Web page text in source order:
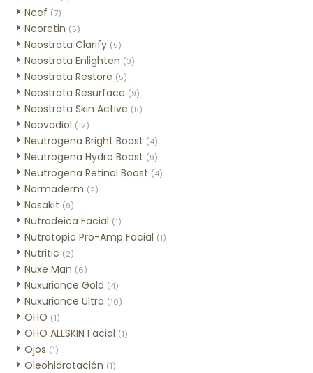
Ncef (7)
Neoretin (5)
Neostrata Clarify (5)
Neostrata Enlighten (3)
Neostrata Restore (5)
Neostrata Resurface (9)
Neostrata Skin Active (8)
Neovadiol (12)
Neutrogena Bright Boost (4)
Neutrogena Hydro Boost (9)
Neutrogena Retinol Boost (4)
Normaderm (2)
Nosakit (9)
Nutradeica Facial (1)
Nutratopic Pro-Amp Facial (1)
Nutritic (2)
Nuxe Man (6)
Nuxuriance Gold (4)
Nuxuriance Ultra (10)
OHO (1)
OHO ALLSKIN Facial (1)
Ojos (1)
Oleohidratación (1)